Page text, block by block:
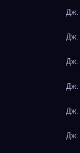
Дж.
Дж.
Дж.
Дж.
Дж.
Дж.